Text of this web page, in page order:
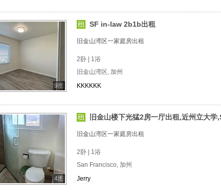
9图
SF in-law 2b1b出租
旧金山湾区一家庭房出租
2卧 | 1浴
旧金山湾区, 加州
KKKKKK
4图
旧金山楼下光猛2房一厅出租,近州立大学
旧金山湾区一家庭房出租
2卧 | 1浴
San Francisco, 加州
Jerry